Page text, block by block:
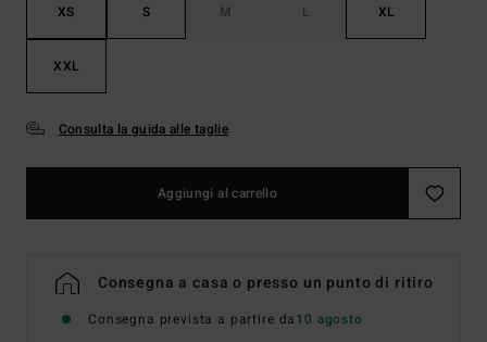
XS S M L XL
XXL
Consulta la guida alle taglie
Aggiungi al carrello
Consegna a casa o presso un punto di ritiro
Consegna prevista a partire da10 agosto